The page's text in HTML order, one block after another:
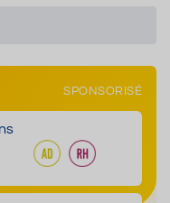
SPONSORISÉ